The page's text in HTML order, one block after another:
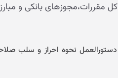
نحوه احراز و سلب